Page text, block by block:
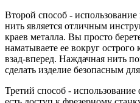
Второй способ -
нить является отличным
краев металла. Вы просто
наматываете ее вокруг острого
взад-вперед. Наждачная нить
сделать изделие безопасным
Третий способ - использование